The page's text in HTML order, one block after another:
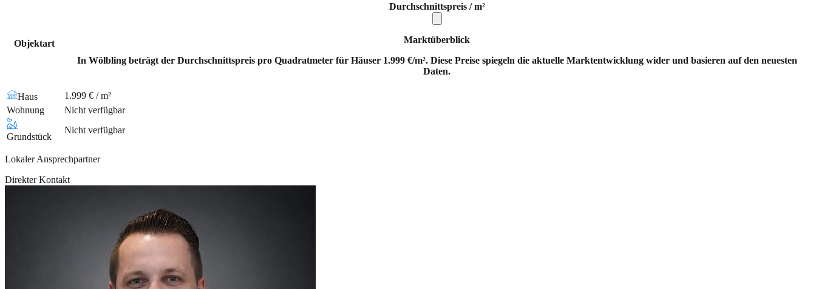
Objektart
Durchschnittspreis / m²
Marktüberblick
In Wölbling beträgt der Durchschnittspreis pro Quadratmeter für Häuser 1.999 €/m². Diese Preise spiegeln die aktuelle Marktentwicklung wider und basieren auf den neuesten
Daten.
Haus
1.999 € / m²
Wohnung
Nicht verfügbar
Grundstück
Nicht verfügbar
Lokaler Ansprechpartner
Direkter Kontakt